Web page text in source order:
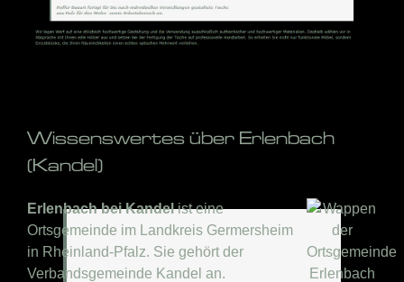
Wissenswertes über Erlenbach
(Kandel)
Erlenbach bei Kandelist eine
Ortsgemeinde im Landkreis Germersheim
in Rheinland-Pfalz. Sie gehört der
Verbandsgemeinde Kandel an.